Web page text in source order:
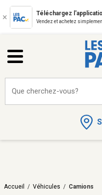
Téléchargez
Vendez et achetez
Que cherchez-vous?
Accueil / Véhicules / Camions